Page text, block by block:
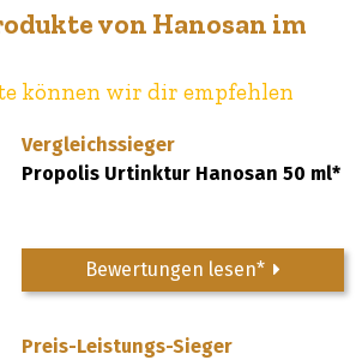
von Hanosan im
können wir dir empfehlen
Vergleichssieger
Propolis Urtinktur Hanosan 50 ml*
Bewertungen lesen*
Preis-Leistungs-Sieger